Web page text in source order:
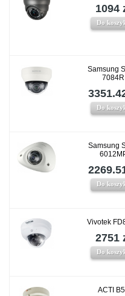
1094
Do
Samsung
7084R
Do
Samsung
Do
Vivotek
2751
Do
ACTI